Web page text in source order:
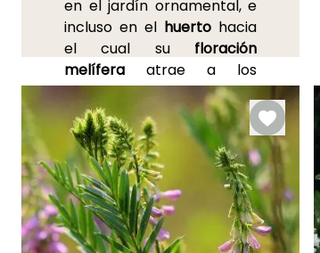
en el jardín ornamental, e
incluso en el huerto hacia
el cual su floración
melífera atrae a los
insectos polinizadores. Las
Galega son grandes
vivacesfáciles de cuidar al
sol y en suelo frescoque
traen a nuestros jardines el
encanto del campo. Son
grandes arbustos un poco
desordenados vestidos con